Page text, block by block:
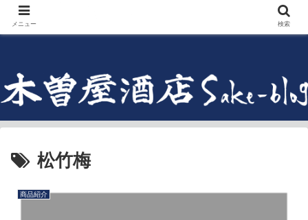
松竹梅
商品紹介
メニュー 検索